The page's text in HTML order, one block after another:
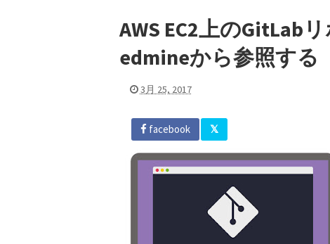
AWS EC2上のGitLab
edmineから参照する
3月 25, 2017
facebook